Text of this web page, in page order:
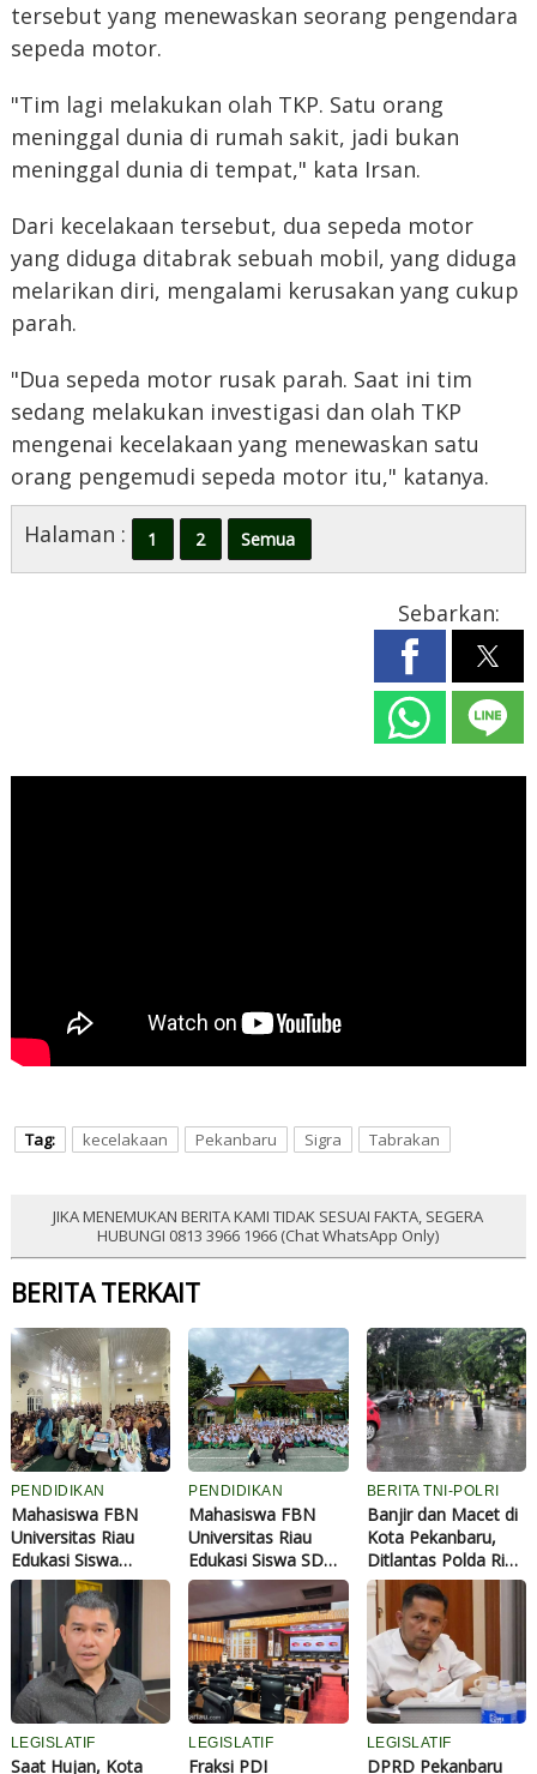
tersebut yang menewaskan seorang pengendara
sepeda motor.
"Tim lagi melakukan olah TKP. Satu orang
meninggal dunia di rumah sakit, jadi bukan
meninggal dunia di tempat," kata Irsan.
Dari kecelakaan tersebut, dua sepeda motor
yang diduga ditabrak sebuah mobil, yang diduga
melarikan diri, mengalami kerusakan yang cukup
parah.
"Dua sepeda motor rusak parah. Saat ini tim
sedang melakukan investigasi dan olah TKP
mengenai kecelakaan yang menewaskan satu
orang pengemudi sepeda motor itu," katanya.
Halaman :
1 2 Semua
Sebarkan:
Tag: kecelakaan Pekanbaru Sigra Tabrakan
JIKA MENEMUKAN BERITA KAMI TIDAK SESUAI FAKTA, SEGERA
HUBUNGI 0813 3966 1966 (Chat WhatsApp Only)
BERITA TERKAIT
PENDIDIKAN
Mahasiswa FBN
Universitas Riau
Edukasi Siswa
SMPN 25
Pekanbaru Bijak
Bermedia Digital
PENDIDIKAN
Mahasiswa FBN
Universitas Riau
Edukasi Siswa SDN
169 Pekanbaru
Kenali Area Pribadi
dan Lindungi Diri
Sejak Dini
BERITA TNI-POLRI
Banjir dan Macet di
Kota Pekanbaru,
Ditlantas Polda Riau
Sigap Urai
Kemacetan di Jam
Sibuk
LEGISLATIF
Saat Hujan, Kota
LEGISLATIF
Fraksi PDI
LEGISLATIF
DPRD Pekanbaru